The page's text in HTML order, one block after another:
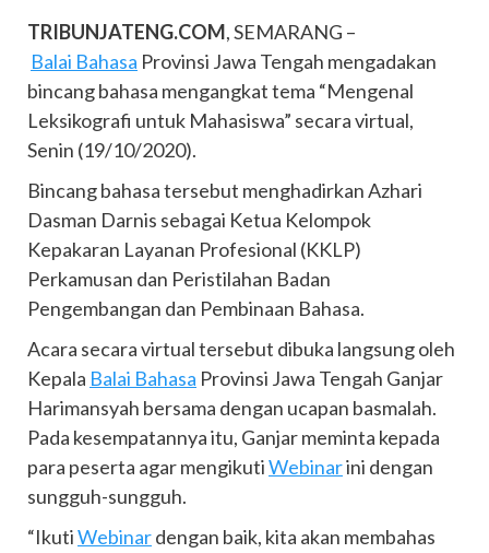
TRIBUNJATENG.COM, SEMARANG –
Balai Bahasa Provinsi Jawa Tengah mengadakan
bincang bahasa mengangkat tema “Mengenal
Leksikografi untuk Mahasiswa” secara virtual,
Senin (19/10/2020).
Bincang bahasa tersebut menghadirkan Azhari
Dasman Darnis sebagai Ketua Kelompok
Kepakaran Layanan Profesional (KKLP)
Perkamusan dan Peristilahan Badan
Pengembangan dan Pembinaan Bahasa.
Acara secara virtual tersebut dibuka langsung oleh
Kepala Balai Bahasa Provinsi Jawa Tengah Ganjar
Harimansyah bersama dengan ucapan basmalah.
Pada kesempatannya itu, Ganjar meminta kepada
para peserta agar mengikutiWebinarini dengan
sungguh-sungguh.
“IkutiWebinardengan baik, kita akan membahas